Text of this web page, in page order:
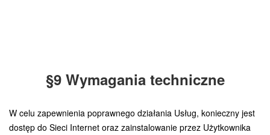
§9 Wymagania techniczne
W celu zapewnienia poprawnego działania Usług, konieczny jest
dostęp do Sieci Internet oraz zainstalowanie przez Użytkownika